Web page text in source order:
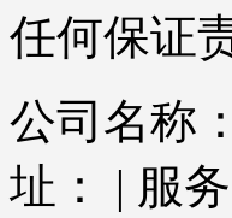
任何保证
公司名称
址： | 服